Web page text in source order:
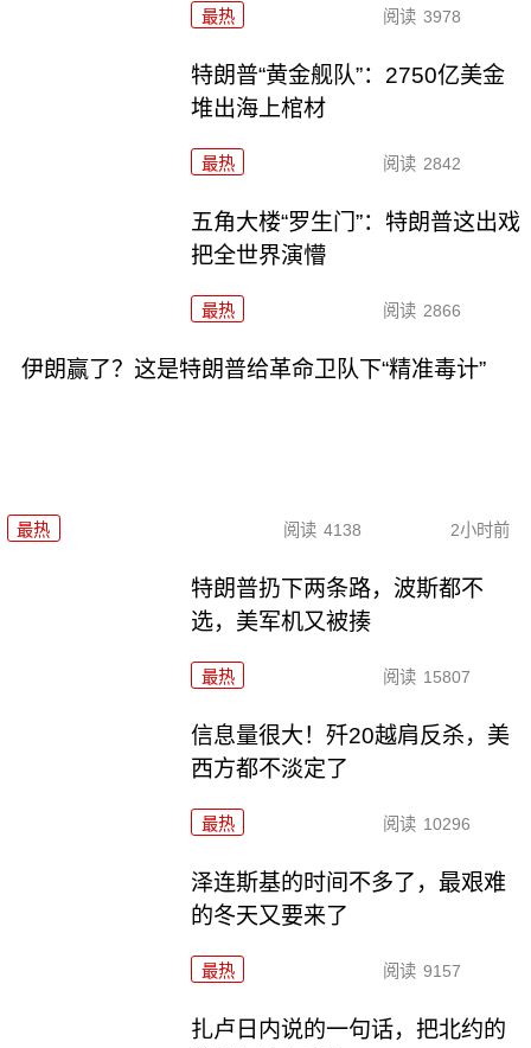
最热 阅读 3978
特朗普“黄金舰队”：2750亿美金
堆出海上棺材
最热 阅读 2842
五角大楼“罗生门”：特朗普这出戏
把全世界演懵
最热 阅读 2866
伊朗赢了？这是特朗普给革命卫队下“精准毒计”
最热 阅读 4138 2小时前
特朗普扔下两条路，波斯都不
选，美军机又被揍
最热 阅读 15807
信息量很大！歼20越肩反杀，美
西方都不淡定了
最热 阅读 10296
泽连斯基的时间不多了，最艰难
的冬天又要来了
最热 阅读 9157
扎卢日内说的一句话，把北约的